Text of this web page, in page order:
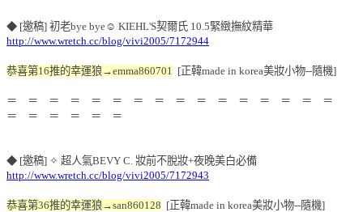
◆ [邀稿] 初老bye bye☺ KIEHL'S契爾氏 10.5緊緻撫紋精華
http://www.wretch.cc/blog/vivi2005/7172944
恭喜第16推的幸運狼→emma860701 [正韓made in korea美妝小物--隨機]
＝ ＝ ＝ ＝ ＝ ＝ ＝ ＝ ＝ ＝ ＝ ＝ ＝ ＝ ＝ ＝
＝ ＝ ＝ ＝ ＝ ＝
◆ [邀稿] ✧ 超人氣BEVY C. 妝前不脫妝+夜晚美白必備
http://www.wretch.cc/blog/vivi2005/7172943
恭喜第36推的幸運狼→san860128 [正韓made in korea美妝小物--隨機]